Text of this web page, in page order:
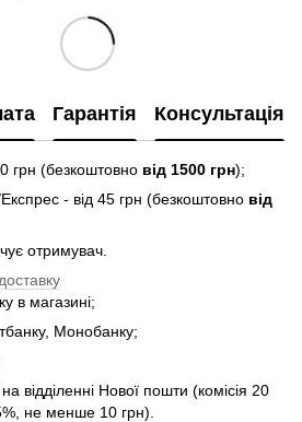
Гарантія Консультація
грн (безкоштовно від 1500 грн);
- від 45 грн (безкоштовно від
отримувач.
в магазині;
Монобанку;
відділенні Нової пошти (комісія 20
не менше 10 грн).